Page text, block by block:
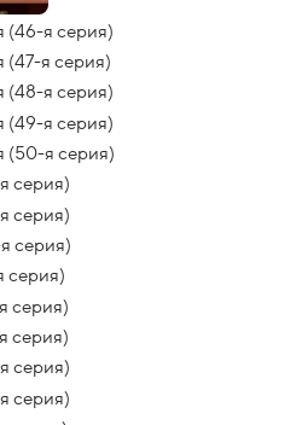
(46-я серия)
(47-я серия)
(48-я серия)
(49-я серия)
(50-я серия)
серия)
серия)
серия)
серия)
серия)
серия)
серия)
серия)